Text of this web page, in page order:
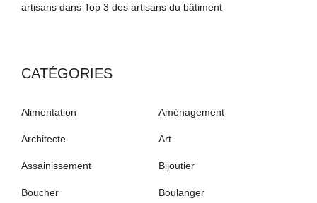
artisans dans Top 3 des artisans du bâtiment
CATÉGORIES
Alimentation Aménagement
Architecte Art
Assainissement Bijoutier
Boucher Boulanger